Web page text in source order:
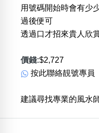
用號碼開始時會有少
過後便可
透過口才招來貴人欣
價錢:$2,727
按此聯絡靚號專員
建議尋找專業的風水